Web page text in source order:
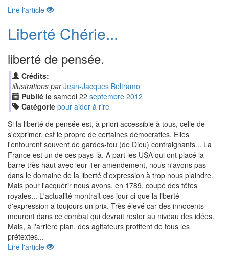
Lire l'article
Liberté Chérie...
liberté de pensée.
Crédits:
illustrations par Jean-Jacques Beltramo
Publié le samedi 22 septembre 2012
Catégorie pour aider à rire
Si la liberté de pensée est, à priori accessible à tous, celle de
s'exprimer, est le propre de certaines démocraties. Elles
l'entourent souvent de gardes-fou (de Dieu) contraignants... La
France est un de ces pays-là. A part les USA qui ont placé la
barre très haut avec leur 1er amendement, nous n'avons pas
dans le domaine de la liberté d'expression à trop nous plaindre.
Mais pour l'acquérir nous avons, en 1789, coupé des têtes
royales... L'actualité montrait ces jour-ci que la liberté
d'expression a toujours un prix. Très élevé car des innocents
meurent dans ce combat qui devrait rester au niveau des idées.
Mais, à l'arrière plan, des agitateurs profitent de tous les
prétextes...
Lire l'article